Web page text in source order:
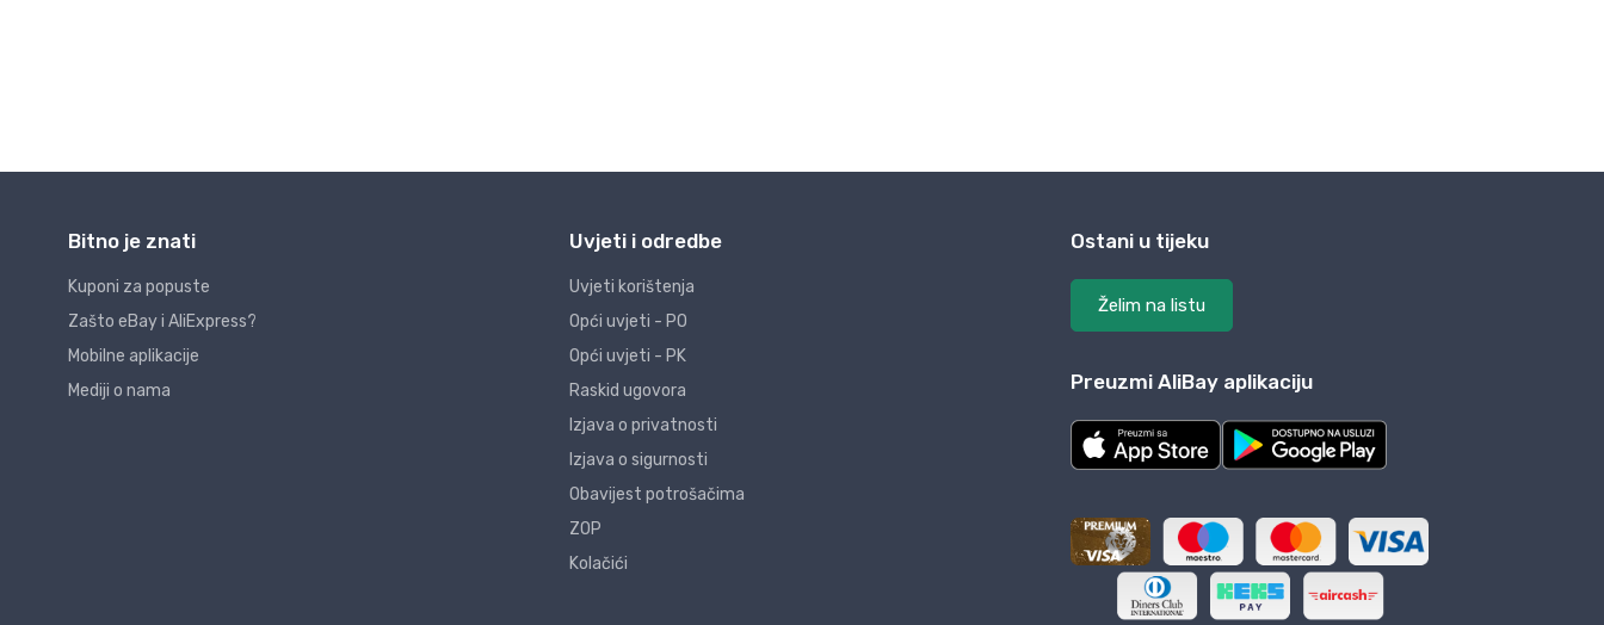
Bitno je znati
Kuponi za popuste
Zašto eBay i AliExpress?
Mobilne aplikacije
Mediji o nama
Uvjeti i odredbe
Uvjeti korištenja
Opći uvjeti - PO
Opći uvjeti - PK
Raskid ugovora
Izjava o privatnosti
Izjava o sigurnosti
Obavijest potrošačima
ZOP
Kolačići
Ostani u tijeku
Želim na listu
Preuzmi AliBay aplikaciju